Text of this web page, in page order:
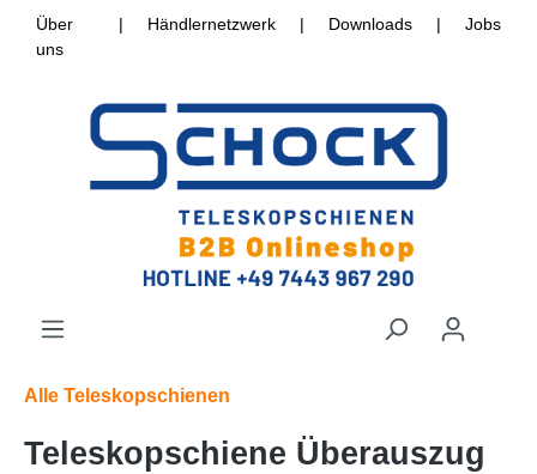
Über
uns
| Händlernetzwerk | Downloads | Jobs
Alle Teleskopschienen
Teleskopschiene Überauszug